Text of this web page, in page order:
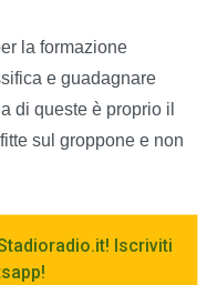
la formazione
e guadagnare
di queste è proprio il
sul groppone e non
Iscriviti